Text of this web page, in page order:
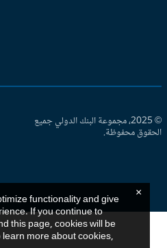
© 2025، مجموعة البنك الدولي جميع
محفوظة.
functionality and give
If you continue to
this page, cookies will be
learn more about cookies,